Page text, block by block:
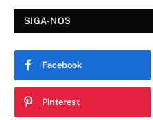
SIGA-NOS
Facebook
Pinterest